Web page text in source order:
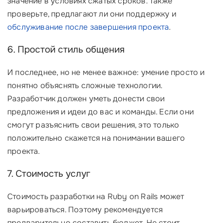
проверьте, предлагают ли они поддержку и
обслуживание после завершения проекта.
6. Простой стиль общения
И последнее, но не менее важное: умение просто и
понятно объяснять сложные технологии.
Разработчик должен уметь донести свои
предложения и идеи до вас и команды. Если они
смогут разъяснить свои решения, это только
положительно скажется на понимании вашего
проекта.
7. Стоимость услуг
Стоимость разработки на Ruby on Rails может
варьироваться. Поэтому рекомендуется